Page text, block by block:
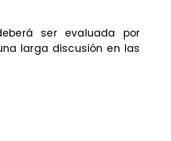
ser evaluada por
larga discusión en las